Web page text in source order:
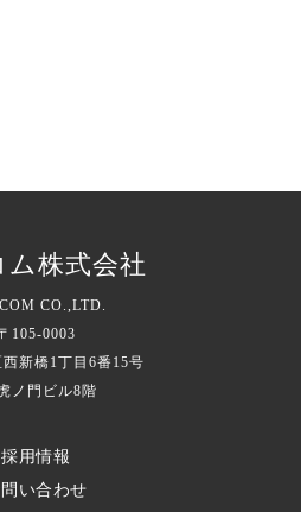
ム株式会社
CO.,LTD.
105-0003
新橋1丁目6番15号
ノ門ビル8階
採用情報
い合わせ